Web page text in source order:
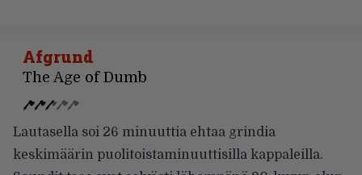
Afgrund
The Age of Dumb
Lautasella soi 26 minuuttia ehtaa grindia
keskimäärin puolitoistaminuuttisilla kappaleilla.